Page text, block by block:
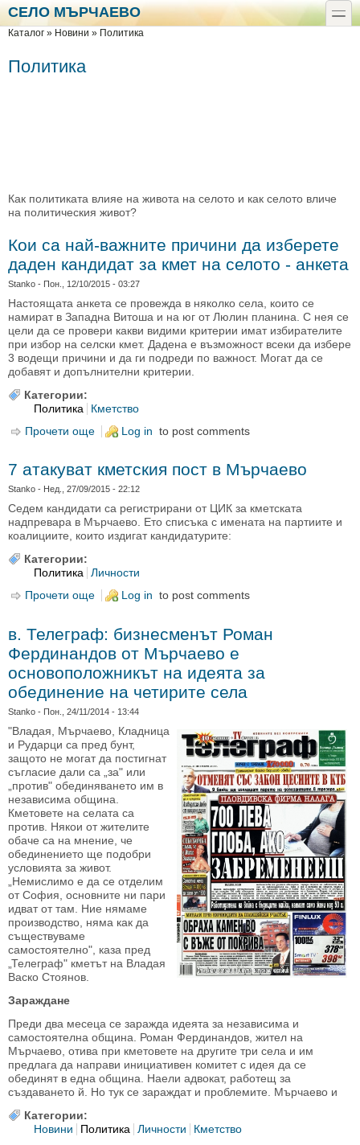
Премини към основното съдържание
Skip to search
СЕЛО МЪРЧАЕВО
toggle
Вие сте тук
Каталог » Новини » Политика
Политика
Как политиката влияе на живота на селото и как селото вличе
на политическия живот?
Кои са най-важните причини да изберете
даден кандидат за кмет на селото - анкета
Stanko - Пон., 12/10/2015 - 03:27
Настоящата анкета се провежда в няколко села, които се
намират в Западна Витоша и на юг от Люлин планина. С нея се
цели да се провери какви видими критерии имат избирателите
при избор на селски кмет. Дадена е възможност всеки да избере
3 водещи причини и да ги подреди по важност. Могат да се
добавят и допълнителни критерии.
Категории:
Политика
Кметство
Прочети още about Кои са най-важните причини да изберете
Log in to post comments
7 атакуват кметския пост в Мърчаево
Stanko - Нед., 27/09/2015 - 22:12
Седем кандидати са регистрирани от ЦИК за кметската
надпревара в Мърчаево. Ето списъка с имената на партиите и
коалициите, които издигат кандидатурите:
Категории:
Политика
Личности
Прочети още about 7 атакуват кметския пост в Мърчаево
Log in to post comments
в. Телеграф: бизнесменът Роман
Фердинандов от Мърчаево е
основоположникът на идеята за
обединение на четирите села
Stanko - Пон., 24/11/2014 - 13:44
"Владая, Мърчаево, Кладница
и Рударци са пред бунт,
защото не могат да постигнат
съгласие дали са „за" или
„против" обединяването им в
независима община.
Кметовете на селата са
против. Някои от жителите
обаче са на мнение, че
обединението ще подобри
условията за живот.
„Немислимо е да се отделим
от София, основните ни пари
идват от там. Ние нямаме
производство, няма как да
съществуваме
самостоятелно", каза пред
„Телеграф" кметът на Владая
Васко Стоянов.
Зараждане
Преди два месеца се заражда идеята за независима и
самостоятелна община. Роман Фердинандов, жител на
Мърчаево, отива при кметовете на другите три села и им
предлага да направи инициативен комитет с идея да се
обединят в една община. Наели адвокат, работещ за
създаването й. Но тук се зараждат и проблемите. Мърчаево и
Категории:
Новини
Политика Личности
Кметство